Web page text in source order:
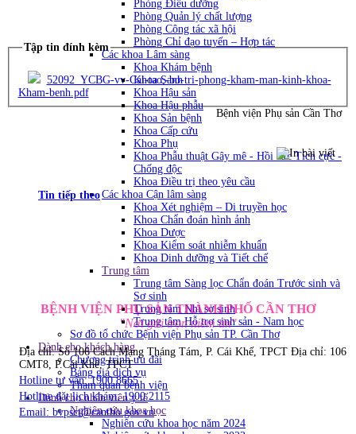
Phòng Điều dưỡng
Phòng Quản lý chất lượng
Phòng Công tác xã hội
Phòng Chỉ đạo tuyến – Hợp tác
Các khoa Lâm sàng
Khoa Khám bệnh
Khoa Sanh
Khoa Hậu sản
Khoa Hậu phẫu
Khoa Sản bệnh
Khoa Cấp cứu
Khoa Phụ
Khoa Phẫu thuật Gây mê - Hồi sức Tích cực -
Chống độc
Khoa Điều trị theo yêu cầu
Các khoa Cận lâm sàng
Khoa Xét nghiệm – Di truyền học
Khoa Chẩn đoán hình ảnh
Khoa Dược
Khoa Kiểm soát nhiễm khuẩn
Khoa Dinh dưỡng và Tiết chế
Trung tâm
Trung tâm Sàng lọc Chẩn đoán Trước sinh và
Sơ sinh
Trung tâm Nhi sơ sinh
Trung tâm Hỗ trợ sinh sản - Nam học
Sơ đồ tổ chức Bệnh viện Phụ sản TP. Cần Thơ
Dành cho khách hàng
Chương trình ưu đãi
Bảng giá dịch vụ
Tham quan bệnh viện
Dành cho nhân viên y tế
Nghiên cứu khoa học
Nghiên cứu khoa học năm 2024
Tập tin đính kèm
52092_YCBG-vv-Cai-tao,-bo-tri-phong-kham-man-kinh-khoa-
Kham-benh.pdf
Bệnh viện Phụ sản Cần Thơ
Tin tiếp theo
BỆNH VIỆN PHỤ SẢN THÀNH PHỐ CẦN THƠ
"Nơi gửi trọn niềm tin"
Địa chỉ: Số 106 Cách Mạng Tháng Tám, P. Cái Khế, TPCT Địa chỉ: 106
CMT8, P.Cái Khế, TPCT
Hotline tư vấn: 1900.8665
Hotline đặt lịch khám: 1900.2115
Email: bvpsct@cantho.gov.vn